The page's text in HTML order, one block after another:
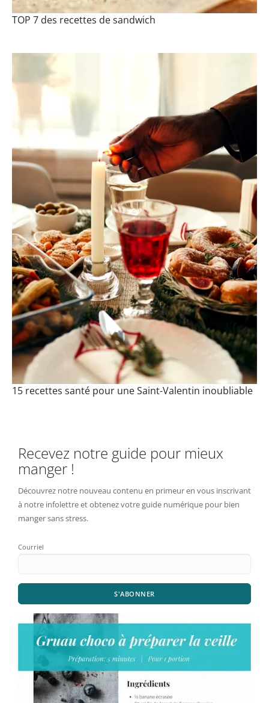
TOP 7 des recettes de sandwich
15 recettes santé pour une Saint-Valentin inoubliable
Recevez notre guide pour mieux
manger !
Découvrez notre nouveau contenu en primeur en vous inscrivant
à notre infolettre et obtenez votre guide numérique pour bien
manger sans stress.
Courriel
S'ABONNER